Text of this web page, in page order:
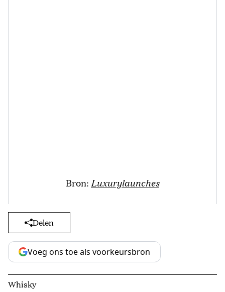
Bron: Luxurylaunches
Delen
Voeg ons toe als voorkeursbron
Whisky